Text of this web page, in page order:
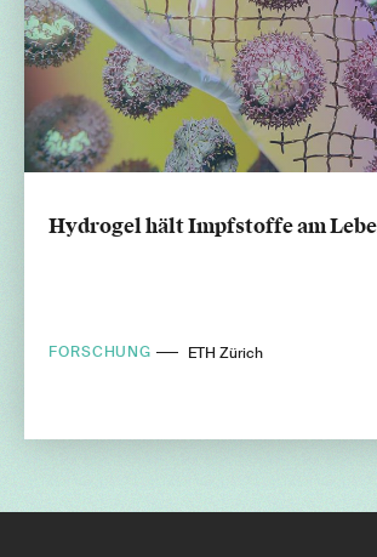
Hydrogel hält Impfstoffe am
FORSCHUNG ETH Zürich